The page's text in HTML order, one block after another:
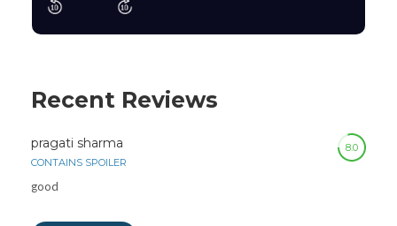
Recent Reviews
8.0
pragati sharma
CONTAINS SPOILER
good